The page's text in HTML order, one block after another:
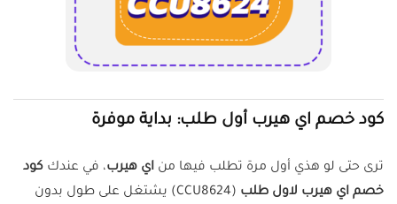
كود خصم اي هيرب أول طلب: بداية موفرة
ترى حتى لو هذي أول مرة تطلب فيها من اي هيرب، في عندك كود
خصم اي هيرب لاول طلب
(CCU8624) يشتغل على طول بدون